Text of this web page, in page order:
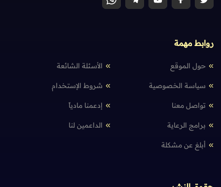
روابط مهمة
حول الموقع الأسئلة الشائعة
سياسة الخصوصية شروط الإستخدام
تواصل معنا إدعمنا مادياً
برامج الرعاية الداعمين لنا
أبلغ عن مشكلة